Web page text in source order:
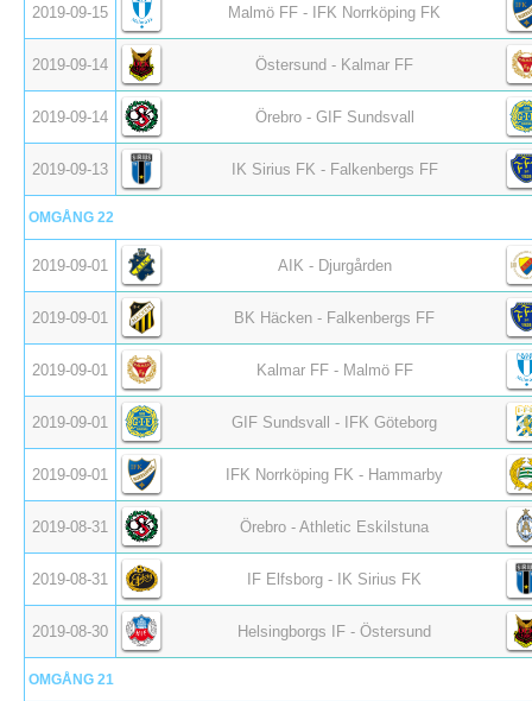
2019-09-15 Malmö FF - IFK Norrköping FK
2019-09-14 Östersund - Kalmar FF
2019-09-14 Örebro - GIF Sundsvall
2019-09-13 IK Sirius FK - Falkenbergs FF
OMGÅNG 22
2019-09-01 AIK - Djurgården
2019-09-01 BK Häcken - Falkenbergs FF
2019-09-01 Kalmar FF - Malmö FF
2019-09-01 GIF Sundsvall - IFK Göteborg
2019-09-01 IFK Norrköping FK - Hammarby
2019-08-31 Örebro - Athletic Eskilstuna
2019-08-31 IF Elfsborg - IK Sirius FK
2019-08-30 Helsingborgs IF - Östersund
OMGÅNG 21